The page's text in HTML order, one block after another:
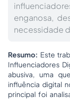
enganosa,
necessidade
Resumo: Este
Influenciadores
abusiva, uma
influência digital
principal foi